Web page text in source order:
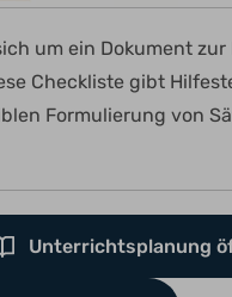
um ein Dokument
Checkliste gibt
Formulierung von
Unterrichtsplanung